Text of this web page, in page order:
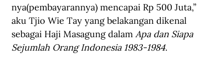
nya(pembayarannya) mencapai Rp 500 Juta,”
aku Tjio Wie Tay yang belakangan dikenal
sebagai Haji Masagung dalam Apa dan Siapa
Sejumlah Orang Indonesia 1983-1984.